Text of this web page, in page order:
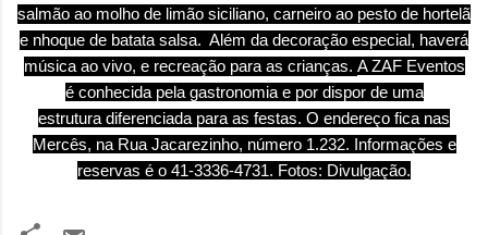
salmão ao molho de limão siciliano, carneiro ao pesto de hortelã
e nhoque de batata salsa. Além da decoração especial, haverá
música ao vivo, e recreação para as crianças. A ZAF Eventos
é conhecida pela gastronomia e por dispor de uma
estrutura diferenciada para as festas. O endereço fica nas
Mercês, na Rua Jacarezinho, número 1.232. Informações e
reservas é o 41-3336-4731. Fotos: Divulgação.